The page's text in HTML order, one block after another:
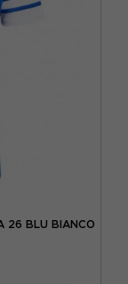
26 BLU BIANCO